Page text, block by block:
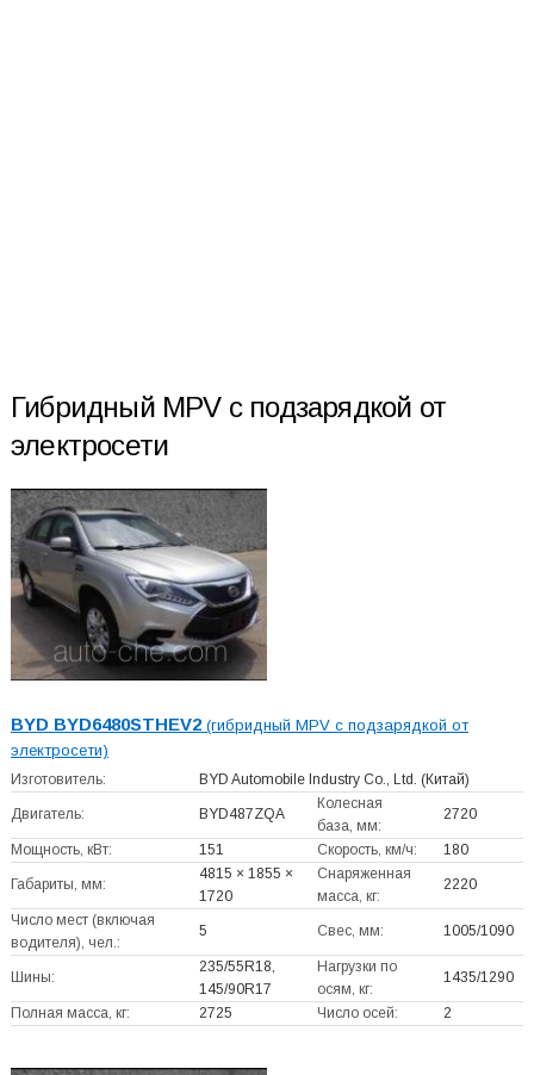
Гибридный MPV с подзарядкой от
электросети
BYD BYD6480STHEV2(гибридный MPV с подзарядкой от
электросети)
Изготовитель: BYD Automobile Industry Co., Ltd. (Китай)
Двигатель: BYD487ZQA
Колесная
база, мм:
2720
Мощность, кВт: 151 Скорость, км/ч: 180
Габариты, мм:
4815 × 1855 ×
1720
Снаряженная
масса, кг:
2220
Число мест (включая
водителя), чел.:
5 Свес, мм: 1005/1090
Шины:
235/55R18,
145/90R17
Нагрузки по
осям, кг:
1435/1290
Полная масса, кг: 2725 Число осей: 2